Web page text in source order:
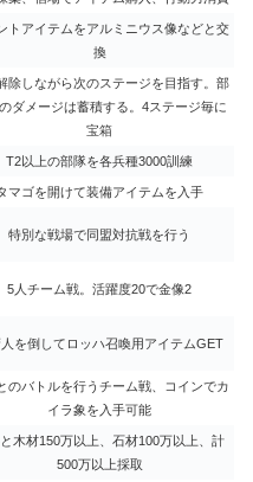
トアイテムをアルミニウス像などと交
換
除しながら次のステージを目指す。部
ダメージは蓄積する。4ステージ毎に
宝箱
T2以上の部隊を各兵種3000訓練
マゴを開けて装備アイテムを入手
特別な戦場で同盟対抗戦を行う
5人チーム戦。活躍度20で金像2
を倒してロッハ召喚用アイテムGET
のバトルを行うチーム戦、コインでカ
イラ象を入手可能
木材150万以上、石材100万以上、計
500万以上採取